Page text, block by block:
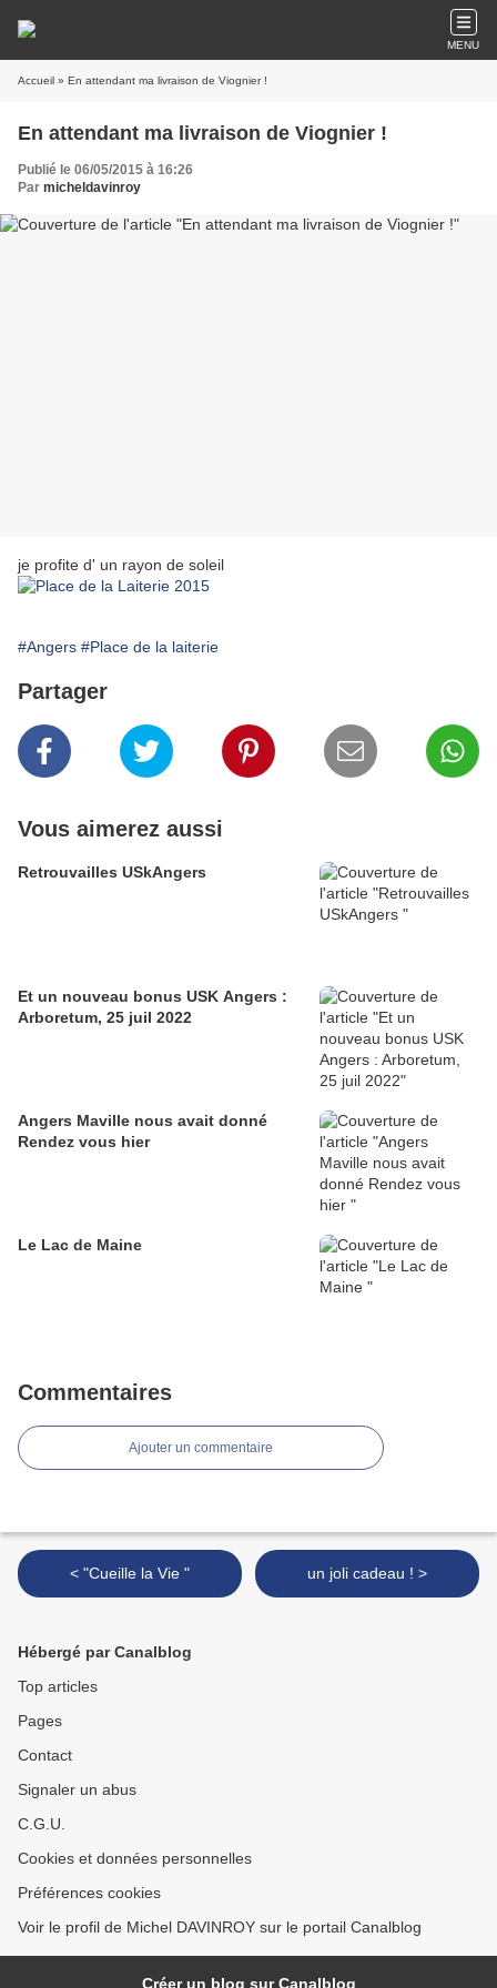
MENU
Accueil » En attendant ma livraison de Viognier !
En attendant ma livraison de Viognier !
Publié le 06/05/2015 à 16:26
Par micheldavinroy
je profite d' un rayon de soleil
#Angers #Place de la laiterie
Partager
Vous aimerez aussi
Retrouvailles USkAngers
Et un nouveau bonus USK Angers :
Arboretum, 25 juil 2022
Angers Maville nous avait donné
Rendez vous hier
Le Lac de Maine
Commentaires
Ajouter un commentaire
< "Cueille la Vie " un joli cadeau ! >
Hébergé par Canalblog
Top articles
Pages
Contact
Signaler un abus
C.G.U.
Cookies et données personnelles
Préférences cookies
Voir le profil de Michel DAVINROY sur le portail Canalblog
Créer un blog sur Canalblog